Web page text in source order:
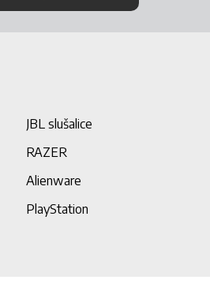
JBL slušalice
RAZER
Alienware
PlayStation